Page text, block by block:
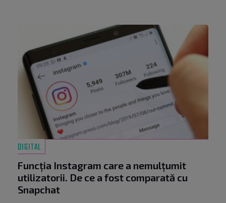
DIGITAL
Funcția Instagram care a nemulțumit
utilizatorii. De ce a fost comparată cu
Snapchat